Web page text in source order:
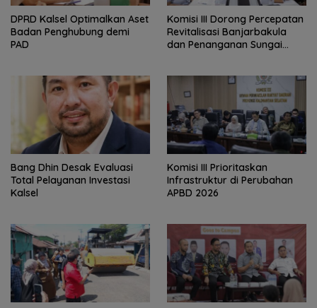
‎DPRD Kalsel Optimalkan Aset
Badan Penghubung demi
PAD
‎Komisi III Dorong Percepatan
Revitalisasi Banjarbakula
dan Penanganan Sungai
‎Bang Dhin Desak Evaluasi
Total Pelayanan Investasi
Kalsel
‎Komisi III Prioritaskan
Infrastruktur di Perubahan
APBD 2026